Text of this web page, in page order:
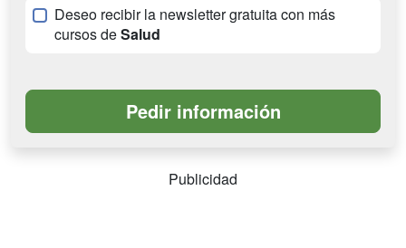
Deseo recibir la newsletter gratuita con más
cursos deSalud
Publicidad